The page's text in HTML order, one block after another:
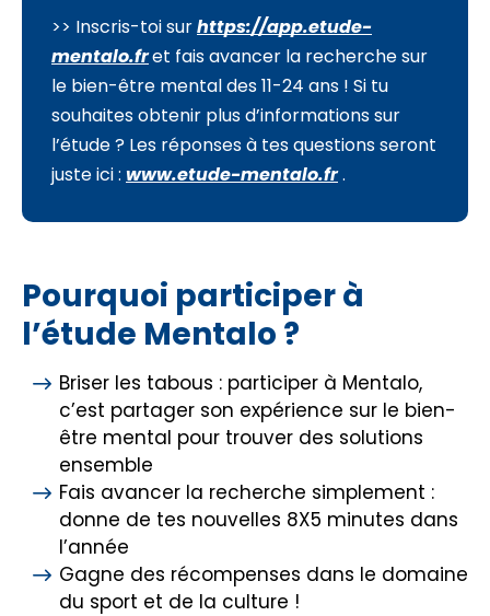
>> Inscris-toi surhttps://app.etude-
mentalo.fret fais avancer la recherche sur
le bien-être mental des 11-24 ans ! Si tu
souhaites obtenir plus d’informations sur
l’étude ? Les réponses à tes questions seront
juste ici : www.etude-mentalo.fr.
Pourquoi participer à
l’étude Mentalo ?
Briser les tabous : participer à Mentalo,
c’est partager son expérience sur le bien-
être mental pour trouver des solutions
ensemble
Fais avancer la recherche simplement :
donne de tes nouvelles 8X5 minutes dans
l’année
Gagne des récompenses dans le domaine
du sport et de la culture !